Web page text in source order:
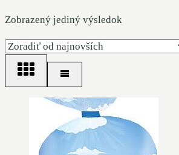
Zobrazený jediný výsledok